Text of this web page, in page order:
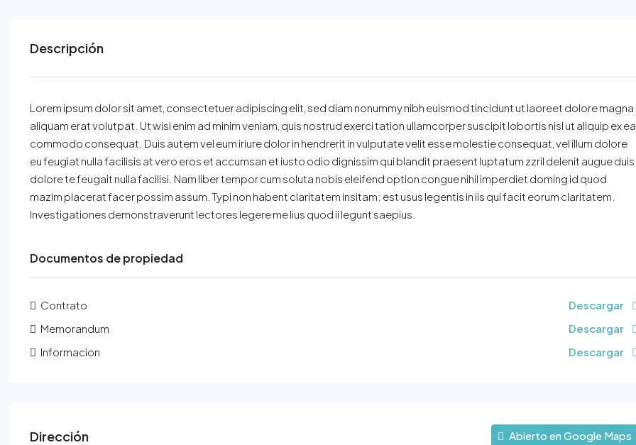
Descripción
Lorem ipsum dolor sit amet, consectetuer adipiscing elit, sed diam nonummy nibh euismod tincidunt ut laoreet dolore magna
aliquam erat volutpat. Ut wisi enim ad minim veniam, quis nostrud exerci tation ullamcorper suscipit lobortis nisl ut aliquip ex ea
commodo consequat. Duis autem vel eum iriure dolor in hendrerit in vulputate velit esse molestie consequat, vel illum dolore
eu feugiat nulla facilisis at vero eros et accumsan et iusto odio dignissim qui blandit praesent luptatum zzril delenit augue duis
dolore te feugait nulla facilisi. Nam liber tempor cum soluta nobis eleifend option congue nihil imperdiet doming id quod
mazim placerat facer possim assum. Typi non habent claritatem insitam; est usus legentis in iis qui facit eorum claritatem.
Investigationes demonstraverunt lectores legere me lius quod ii legunt saepius.
Documentos de propiedad
Contrato
Descargar
Memorandum
Descargar
Informacion
Descargar
Dirección Abierto en Google Maps